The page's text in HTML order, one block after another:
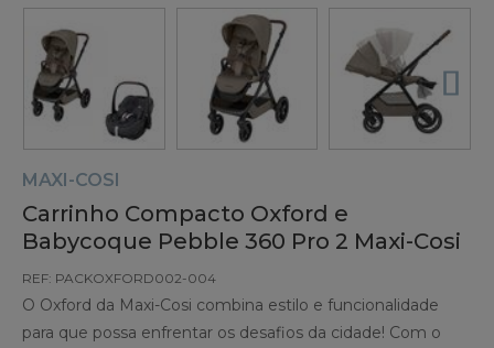
MAXI-COSI
Carrinho Compacto Oxford e
Babycoque Pebble 360 Pro 2 Maxi-Cosi
REF: PACKOXFORD002-004
O Oxford da Maxi-Cosi combina estilo e funcionalidade
para que possa enfrentar os desafios da cidade! Com o